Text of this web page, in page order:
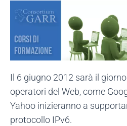
Il 6 giugno 2012 sarà il
operatori del Web, come
Yahoo inizieranno a
protocollo IPv6.